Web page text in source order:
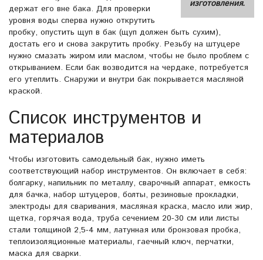
изготовления.
держат его вне бака. Для проверки
уровня воды сперва нужно открутить
пробку, опустить щуп в бак (щуп должен быть сухим),
достать его и снова закрутить пробку. Резьбу на штуцере
нужно смазать жиром или маслом, чтобы не было проблем с
открыванием. Если бак возводится на чердаке, потребуется
его утеплить. Снаружи и внутри бак покрывается масляной
краской.
Список инструментов и
материалов
Чтобы изготовить самодельный бак, нужно иметь
соответствующий набор инструментов. Он включает в себя:
болгарку, напильник по металлу, сварочный аппарат, емкость
для бачка, набор штуцеров, болты, резиновые прокладки,
электроды для сваривания, масляная краска, масло или жир,
щетка, горячая вода, труба сечением 20-30 см или листы
стали толщиной 2,5-4 мм, латунная или бронзовая пробка,
теплоизоляционные материалы, гаечный ключ, перчатки,
маска для сварки.